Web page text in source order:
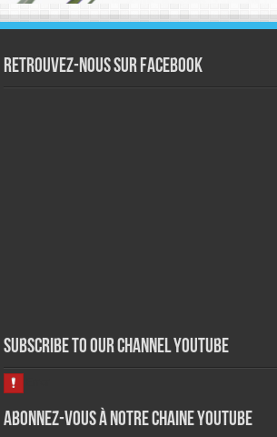
Retrouvez-nous sur Facebook
Subscribe to our Channel Youtube
Abonnez-vous à notre chaine Youtube